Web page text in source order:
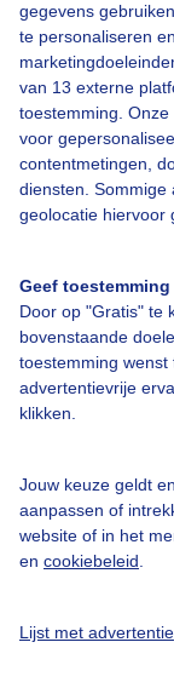
gegevens
te personaliseren
van 13 externe
toestemming.
voor
contentmetingen,
diensten. Sommige
geolocatie hiervoor
Geef
Door op "Gratis" te
bovenstaande
toestemming
advertentievrije
klikken.
Jouw keuze geldt
aanpassen of
website of in het
en cookiebeleid
Lijst met
Over
Veelgestelde
Contact
Buienradar
Privacy beleid
Privacy